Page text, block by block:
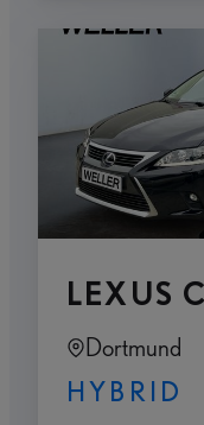
LEXUS
Dortmund
HYBRID